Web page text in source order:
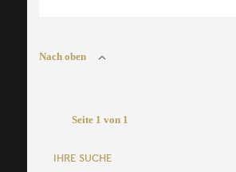
Nach oben
Seite 1 von 1
IHRE SUCHE